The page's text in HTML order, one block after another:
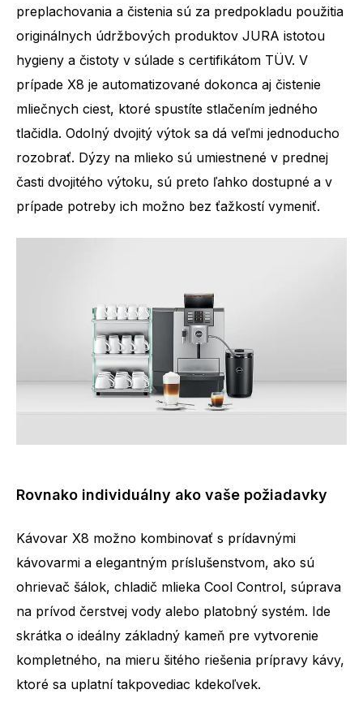
preplachovania a čistenia sú za predpokladu použitia
originálnych údržbových produktov JURA istotou
hygieny a čistoty v súlade s certifikátom TÜV. V
prípade X8 je automatizované dokonca aj čistenie
mliečnych ciest, ktoré spustíte stlačením jedného
tlačidla. Odolný dvojitý výtok sa dá veľmi jednoducho
rozobrať. Dýzy na mlieko sú umiestnené v prednej
časti dvojitého výtoku, sú preto ľahko dostupné a v
prípade potreby ich možno bez ťažkostí vymeniť.
Rovnako individuálny ako vaše požiadavky
Kávovar X8 možno kombinovať s prídavnými
kávovarmi a elegantným príslušenstvom, ako sú
ohrievač šálok, chladič mlieka Cool Control, súprava
na prívod čerstvej vody alebo platobný systém. Ide
skrátka o ideálny základný kameň pre vytvorenie
kompletného, na mieru šitého riešenia prípravy kávy,
ktoré sa uplatní takpovediac kdekoľvek.